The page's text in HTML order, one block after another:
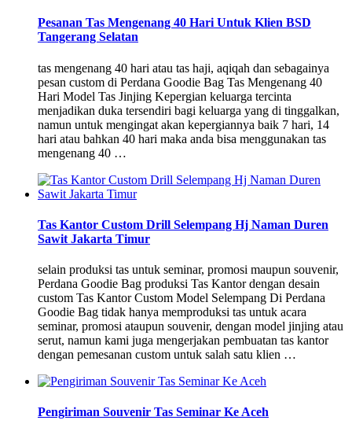
Pesanan Tas Mengenang 40 Hari Untuk Klien BSD
Tangerang Selatan
tas mengenang 40 hari atau tas haji, aqiqah dan sebagainya
pesan custom di Perdana Goodie Bag Tas Mengenang 40
Hari Model Tas Jinjing Kepergian keluarga tercinta
menjadikan duka tersendiri bagi keluarga yang di tinggalkan,
namun untuk mengingat akan kepergiannya baik 7 hari, 14
hari atau bahkan 40 hari maka anda bisa menggunakan tas
mengenang 40 …
Tas Kantor Custom Drill Selempang Hj Naman Duren
Sawit Jakarta Timur
selain produksi tas untuk seminar, promosi maupun souvenir,
Perdana Goodie Bag produksi Tas Kantor dengan desain
custom Tas Kantor Custom Model Selempang Di Perdana
Goodie Bag tidak hanya memproduksi tas untuk acara
seminar, promosi ataupun souvenir, dengan model jinjing atau
serut, namun kami juga mengerjakan pembuatan tas kantor
dengan pemesanan custom untuk salah satu klien …
Pengiriman Souvenir Tas Seminar Ke Aceh